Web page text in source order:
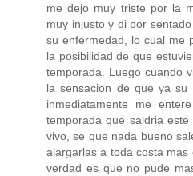
me dejo muy triste por la
muy injusto y di por
su enfermedad, lo cual me
la posibilidad de que
temporada. Luego cuando
la sensacion de que ya
inmediatamente me
temporada que saldria
vivo, se que nada bueno
alargarlas a toda costa
verdad es que no pude